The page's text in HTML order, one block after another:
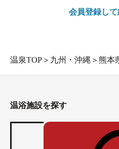
会員登録し
温泉TOP ＞ 九州・沖縄 ＞ 熊本
温浴施設を探す